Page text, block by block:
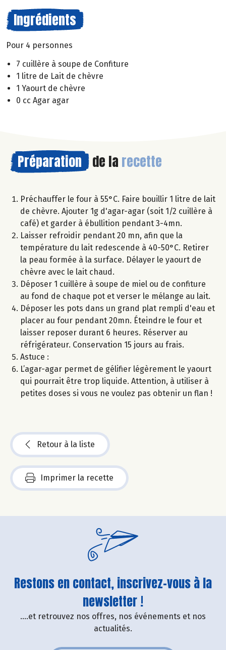
Ingrédients
Pour 4 personnes
7 cuillère à soupe de Confiture
1 litre de Lait de chèvre
1 Yaourt de chèvre
0 cc Agar agar
Préparation de la recette
Préchauffer le four à 55°C. Faire bouillir 1 litre de lait
de chèvre. Ajouter 1g d'agar-agar (soit 1/2 cuillère à
café) et garder à ébullition pendant 3-4mn.
Laisser refroidir pendant 20 mn, afin que la
température du lait redescende à 40-50°C. Retirer
la peau formée à la surface. Délayer le yaourt de
chèvre avec le lait chaud.
Déposer 1 cuillère à soupe de miel ou de confiture
au fond de chaque pot et verser le mélange au lait.
Déposer les pots dans un grand plat rempli d'eau et
placer au four pendant 20mn. Éteindre le four et
laisser reposer durant 6 heures. Réserver au
réfrigérateur. Conservation 15 jours au frais.
Astuce :
L’agar-agar permet de gélifier légèrement le yaourt
qui pourrait être trop liquide. Attention, à utiliser à
petites doses si vous ne voulez pas obtenir un flan !
Retour à la liste
Imprimer la recette
Restons en contact, inscrivez-vous à la
newsletter !
....et retrouvez nos offres, nos événements et nos
actualités.